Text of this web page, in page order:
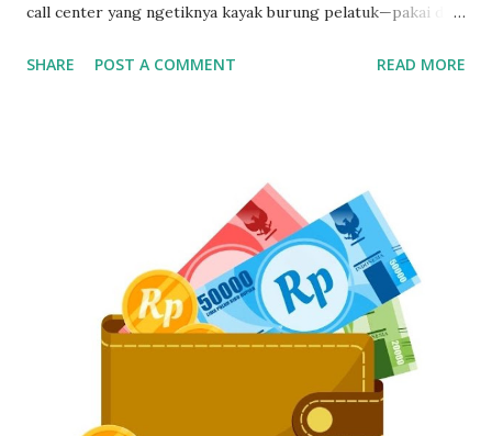
call center yang ngetiknya kayak burung pelatuk—pakai dua
utama kalau kerja di dunia pelayanan pelanggan. Gak Bisa
bikin pelanggan frustasi. Nah, biar gak ketinggalan dan
ditinggal recruiter, yuk simak cara belajar touch typing
yang cepat, gratis, dan 100% bisa dilakukan siapa aja—even
yang gaptek sekalipun. Kenapa Skill Mengetik Itu Penting
Buat CS dan Job Online Lainnya? Di dunia kerja digital
sekarang, kecepatan dan ketepatan adalah segalanya. Gak
cuma buat call center, tapi juga buat virtual assistant, admin
remote, customer service e-commerce, bahkan freelance
SHARE POST A COMMENT READ MORE